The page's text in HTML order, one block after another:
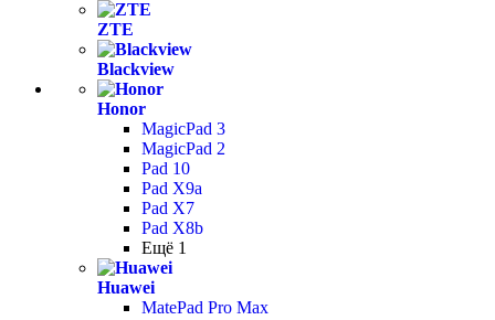
ZTE
Blackview
Honor
MagicPad 3
MagicPad 2
Pad 10
Pad X9a
Pad X7
Pad X8b
Ещё 1
Huawei
MatePad Pro Max